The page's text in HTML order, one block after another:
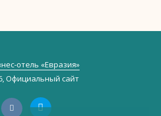
отель «Евразия»
Официальный сайт